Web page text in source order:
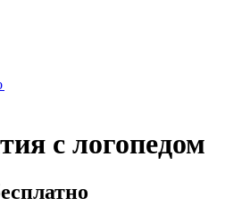
с логопедом